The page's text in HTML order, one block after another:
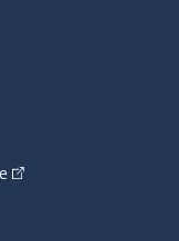
(Cet hyperlien
externe s'ouvrira
externe